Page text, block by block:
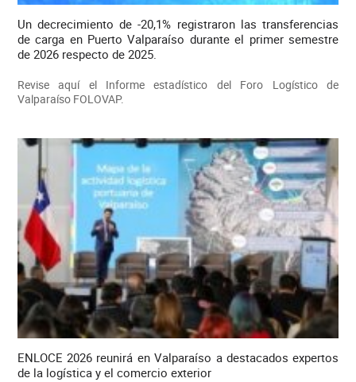
Un decrecimiento de -20,1% registraron las transferencias
de carga en Puerto Valparaíso durante el primer semestre
de 2026 respecto de 2025.
Revise aquí el Informe estadístico del Foro Logístico de
Valparaíso FOLOVAP.
ENLOCE 2026 reunirá en Valparaíso a destacados expertos
de la logística y el comercio exterior